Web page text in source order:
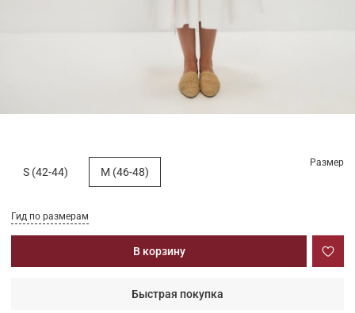
Гид по размерам
В корзину
Быстрая покупка
Размер
S (42-44) M (46-48)